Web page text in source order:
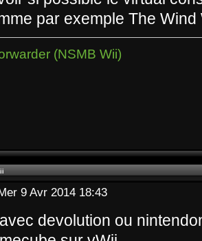
par exemple The
(NSMB Wii)
9 Avr 2014 18:43
devolution ou